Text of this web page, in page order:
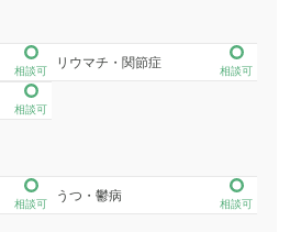
相談可
リウマチ・関節症
相談可
相談可
相談可
うつ・鬱病
相談可